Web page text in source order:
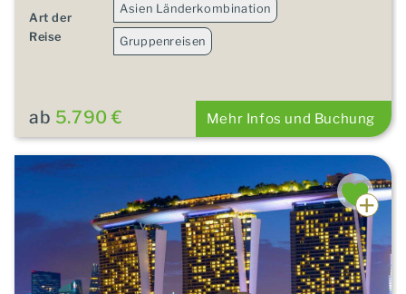
Art der
Reise
Asien Länderkombination
Gruppenreisen
ab 5.790 € Mehr Infos und Buchung